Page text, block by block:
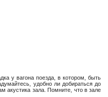
у вагона поезда, в котором, быть
удобно ли добираться до
акустика зала. Помните, что в зале